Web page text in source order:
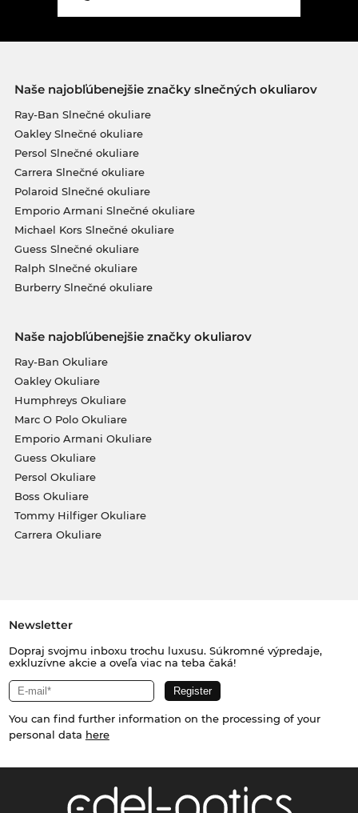
Naše najobľúbenejšie značky slnečných okuliarov
Ray-Ban Slnečné okuliare
Oakley Slnečné okuliare
Persol Slnečné okuliare
Carrera Slnečné okuliare
Polaroid Slnečné okuliare
Emporio Armani Slnečné okuliare
Michael Kors Slnečné okuliare
Guess Slnečné okuliare
Ralph Slnečné okuliare
Burberry Slnečné okuliare
Naše najobľúbenejšie značky okuliarov
Ray-Ban Okuliare
Oakley Okuliare
Humphreys Okuliare
Marc O Polo Okuliare
Emporio Armani Okuliare
Guess Okuliare
Persol Okuliare
Boss Okuliare
Tommy Hilfiger Okuliare
Carrera Okuliare
Newsletter
Dopraj svojmu inboxu trochu luxusu. Súkromné výpredaje,
exkluzívne akcie a oveľa viac na teba čaká!
You can find further information on the processing of your
personal data here